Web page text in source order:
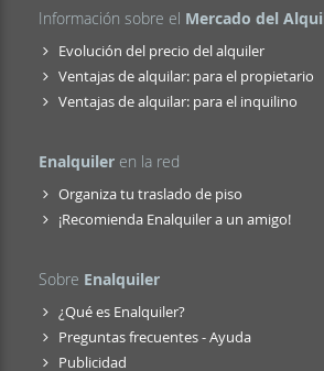
Información sobre el Mercado del
Evolución del precio del alquiler
Ventajas de alquilar: para el propietario
Ventajas de alquilar: para el inquilino
Enalquiler en la red
Organiza tu traslado de piso
¡Recomienda Enalquiler a un amigo!
Sobre Enalquiler
¿Qué es Enalquiler?
Preguntas frecuentes - Ayuda
Publicidad